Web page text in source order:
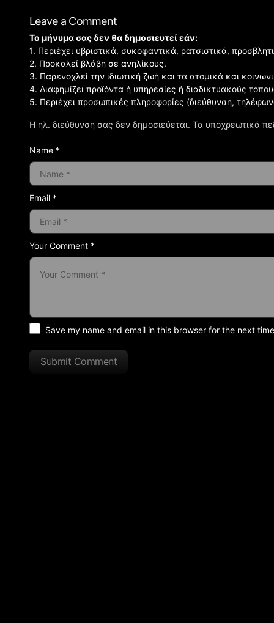
Leave a Comment
Η ηλ. διεύθυνση σας δεν δημοσιεύεται. Τα υποχρεωτικά
Your Comment *
Το μήνυμα σας δεν θα δημοσιευτεί εάν:
1. Περιέχει υβριστικά, συκοφαντικά, ρατσιστικά,
2. Προκαλεί βλάβη σε ανηλίκους.
3. Παρενοχλεί την ιδιωτική ζωή και τα ατομικά και
4. Διαφημίζει προϊόντα ή υπηρεσίες ή διαδικτυακούς
5. Περιέχει προσωπικές πληροφορίες (διεύθυνση,
Name *
Email *
Save my name and email in this browser for the next
Submit Comment